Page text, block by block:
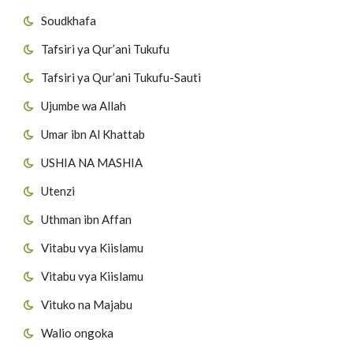
Soudkhafa
Tafsiri ya Qur’ani Tukufu
Tafsiri ya Qur’ani Tukufu-Sauti
Ujumbe wa Allah
Umar ibn Al Khattab
USHIA NA MASHIA
Utenzi
Uthman ibn Affan
Vitabu vya Kiislamu
Vitabu vya Kiislamu
Vituko na Majabu
Walio ongoka